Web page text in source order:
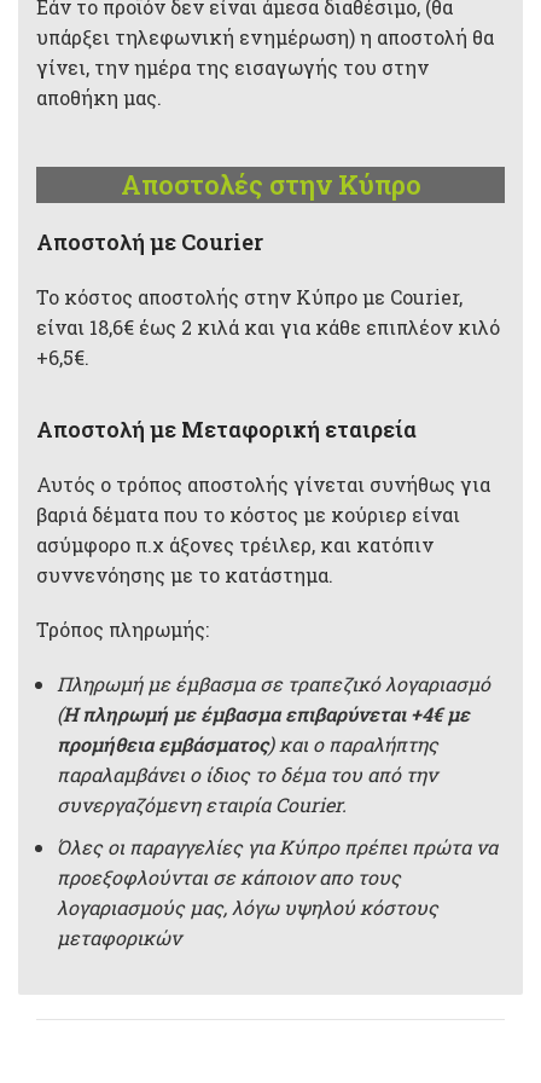
Εάν το προϊόν δεν είναι άμεσα διαθέσιμο, (θα
υπάρξει τηλεφωνική ενημέρωση) η αποστολή θα
γίνει, την ημέρα της εισαγωγής του στην
αποθήκη μας.
Αποστολές στην Κύπρο
Aποστολή με Courier
Το κόστος αποστολής στην Κύπρο με Courier,
είναι 18,6€ έως 2 κιλά και για κάθε επιπλέον κιλό
+6,5€.
Αποστολή με Μεταφορική εταιρεία
Αυτός ο τρόπος αποστολής γίνεται συνήθως για
βαριά δέματα που το κόστος με κούριερ είναι
ασύμφορο π.χ άξονες τρέιλερ, και κατόπιν
συννενόησης με το κατάστημα.
Τρόπος πληρωμής:
Πληρωμή με έμβασμα σε τραπεζικό λογαριασμό
(Η πληρωμή με έμβασμα επιβαρύνεται +4€ με
προμήθεια εμβάσματος) και ο παραλήπτης
παραλαμβάνει ο ίδιος το δέμα του από την
συνεργαζόμενη εταιρία Courier.
Όλες οι παραγγελίες για Κύπρο πρέπει πρώτα να
προεξοφλούνται σε κάποιον απο τους
λογαριασμούς μας, λόγω υψηλού κόστους
μεταφορικών